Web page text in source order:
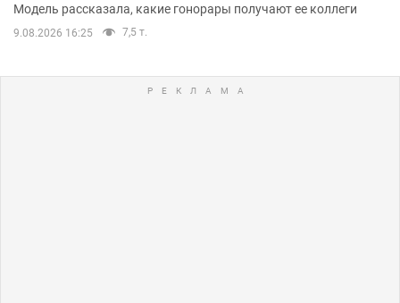
Модель рассказала, какие гонорары получают ее коллеги
9.08.2026 16:25 7,5 т.